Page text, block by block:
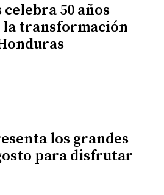
50 años
la transformación
los grandes
para disfrutar